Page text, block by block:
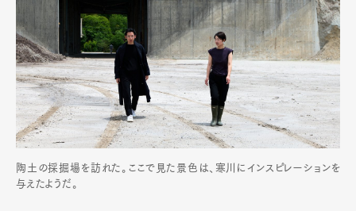
陶土の採掘場を訪れた。ここで見た景色は、寒川にインスピレーションを
与えたようだ。